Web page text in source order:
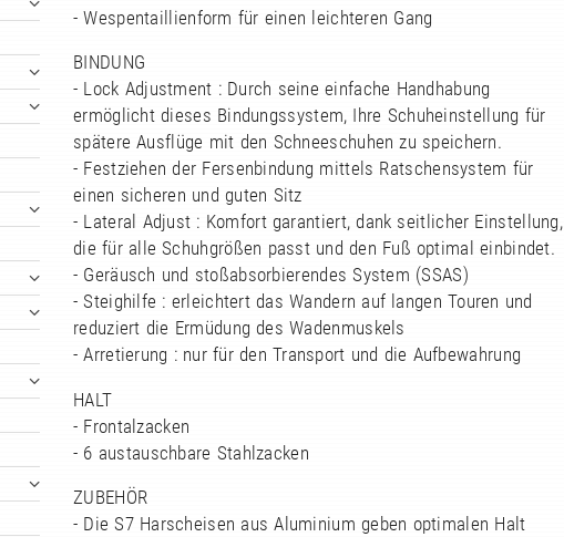
- Wespentaillienform für einen leichteren Gang
BINDUNG
- Lock Adjustment : Durch seine einfache Handhabung
ermöglicht dieses Bindungssystem, Ihre Schuheinstellung für
spätere Ausflüge mit den Schneeschuhen zu speichern.
- Festziehen der Fersenbindung mittels Ratschensystem für
einen sicheren und guten Sitz
- Lateral Adjust : Komfort garantiert, dank seitlicher Einstellung,
die für alle Schuhgrößen passt und den Fuß optimal einbindet.
- Geräusch und stoßabsorbierendes System (SSAS)
- Steighilfe : erleichtert das Wandern auf langen Touren und
reduziert die Ermüdung des Wadenmuskels
- Arretierung : nur für den Transport und die Aufbewahrung
HALT
- Frontalzacken
- 6 austauschbare Stahlzacken
ZUBEHÖR
- Die S7 Harscheisen aus Aluminium geben optimalen Halt